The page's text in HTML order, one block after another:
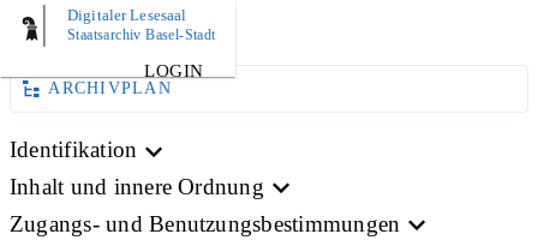
Digitaler Lesesaal
Staatsarchiv Basel-Stadt
LOGIN
BILD
ARCHIVPLAN
Identifikation
Inhalt und innere Ordnung
Zugangs- und Benutzungsbestimmungen